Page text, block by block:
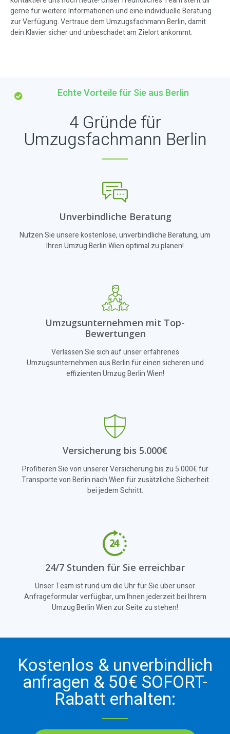
gerne für weitere Informationen und eine individuelle Beratung
zur Verfügung. Vertraue dem Umzugsfachmann Berlin, damit
dein Klavier sicher und unbeschadet am Zielort ankommt.
Echte Vorteile für Sie aus Berlin
4 Gründe für
Umzugsfachmann Berlin
Unverbindliche Beratung
Nutzen Sie unsere kostenlose, unverbindliche Beratung, um
Ihren Umzug Berlin Wien optimal zu planen!
Umzugsunternehmen mit Top-
Bewertungen
Verlassen Sie sich auf unser erfahrenes
Umzugsunternehmen aus Berlin für einen sicheren und
effizienten Umzug Berlin Wien!
Versicherung bis 5.000€
Profitieren Sie von unserer Versicherung bis zu 5.000€ für
Transporte von Berlin nach Wien für zusätzliche Sicherheit
bei jedem Schritt.
24/7 Stunden für Sie erreichbar
Unser Team ist rund um die Uhr für Sie über unser
Anfrageformular verfügbar, um Ihnen jederzeit bei Ihrem
Umzug Berlin Wien zur Seite zu stehen!
Kostenlos & unverbindlich
anfragen & 50€ SOFORT-
Rabatt erhalten: